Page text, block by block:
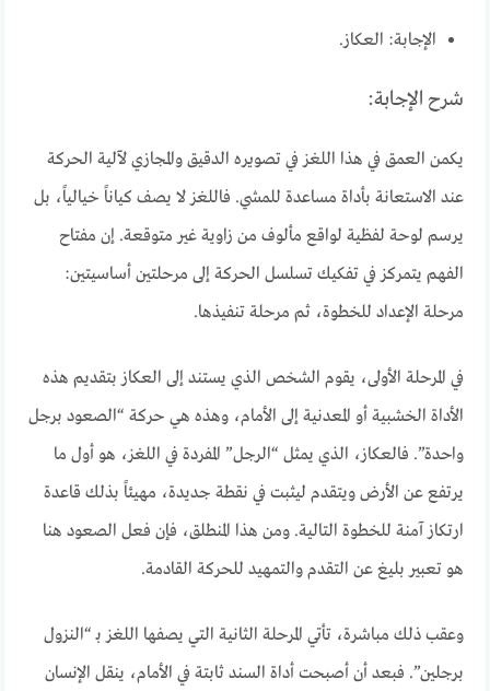
الإجابة: العكاز.
شرح الإجابة:
يكمن العمق في هذا اللغز في تصويره الدقيق والمجازي لآلية الحركة
عند الاستعانة بأداة مساعدة للمشي. فاللغز لا يصف كياناً خيالياً، بل
يرسم لوحة لفظية لواقع مألوف من زاوية غير متوقعة. إن مفتاح
الفهم يتمركز في تفكيك تسلسل الحركة إلى مرحلتين أساسيتين:
مرحلة الإعداد للخطوة، ثم مرحلة تنفيذها.
في المرحلة الأولى، يقوم الشخص الذي يستند إلى العكاز بتقديم هذه
الأداة الخشبية أو المعدنية إلى الأمام، وهذه هي حركة “الصعود برجل
واحدة”. فالعكاز، الذي يمثل “الرجل” المفردة في اللغز، هو أول ما
يرتفع عن الأرض ويتقدم ليثبت في نقطة جديدة، مهيئاً بذلك قاعدة
ارتكاز آمنة للخطوة التالية. ومن هذا المنطلق، فإن فعل الصعود هنا
هو تعبير بليغ عن التقدم والتمهيد للحركة القادمة.
وعقب ذلك مباشرة، تأتي المرحلة الثانية التي يصفها اللغز بـ “النزول
برجلين”. فبعد أن أصبحت أداة السند ثابتة في الأمام، ينقل الإنسان